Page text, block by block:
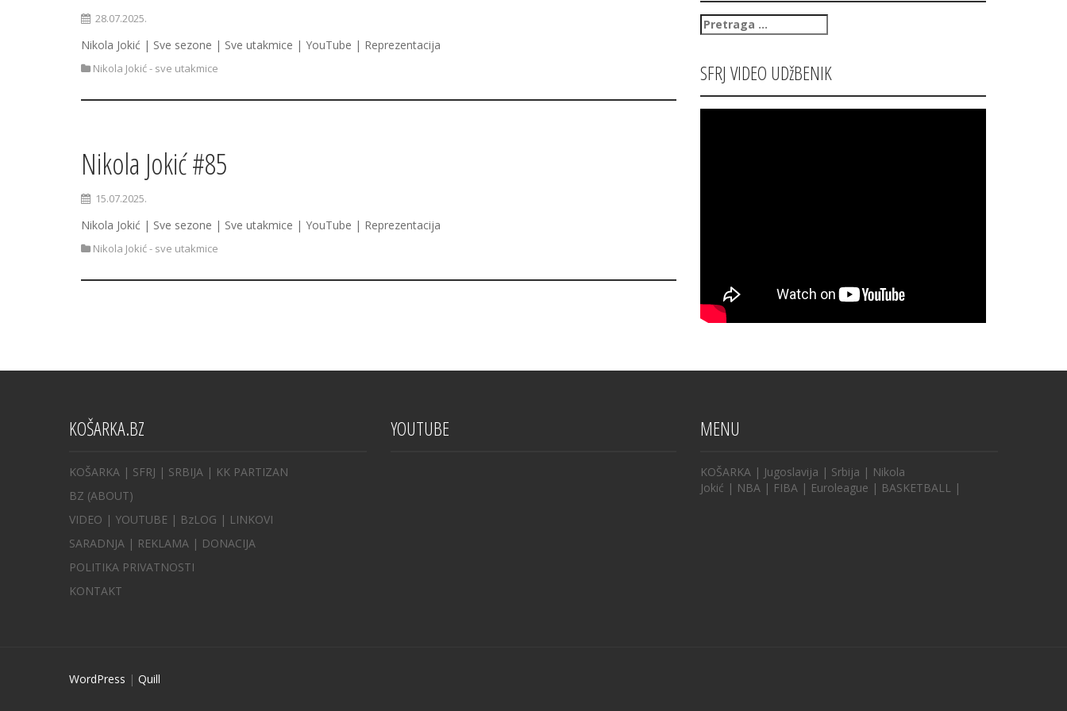
28.07.2025.
Nikola Jokić | Sve sezone | Sve utakmice | YouTube | Reprezentacija
Nikola Jokić - sve utakmice
Nikola Jokić #85
15.07.2025.
Nikola Jokić | Sve sezone | Sve utakmice | YouTube | Reprezentacija
Nikola Jokić - sve utakmice
Pretraga
za:
SFRJ VIDEO UDžBENIK
KOŠARKA.BZ
KOŠARKA | SFRJ | SRBIJA | KK PARTIZAN
BZ (ABOUT)
VIDEO | YOUTUBE | BzLOG | LINKOVI
SARADNJA | REKLAMA | DONACIJA
POLITIKA PRIVATNOSTI
KONTAKT
YOUTUBE MENU
KOŠARKA | Jugoslavija | Srbija | Nikola
Jokić | NBA | FIBA | Euroleague | BASKETBALL |
WordPress | Quill